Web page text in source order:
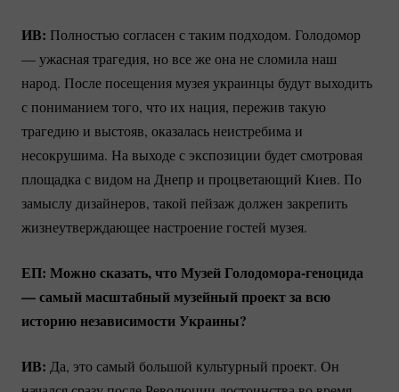
ИВ: Полностью согласен с таким подходом. Голодомор
— ужасная трагедия, но все же она не сломила наш
народ. После посещения музея украинцы будут выходить
с пониманием того, что их нация, пережив такую
трагедию и выстояв, оказалась неистребима и
несокрушима. На выходе с экспозиции будет смотровая
площадка с видом на Днепр и процветающий Киев. По
замыслу дизайнеров, такой пейзаж должен закрепить
жизнеутверждающее настроение гостей музея.
ЕП: Можно сказать, что МузейГолодомора-геноцида
— самый масштабный музейный проект за всю
историю независимости Украины?
ИВ: Да, это самый большой культурный проект. Он